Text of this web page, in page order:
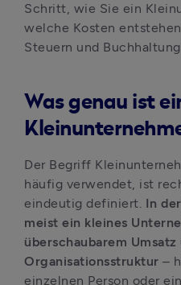
Schritt, wie Sie ein
welche Kosten
Steuern und
Was genau ist
Der Begriff
häufig verwendet, ist
eindeutig definiert. In
meist ein kleines
überschaubarem
Organisationsstruktur –
einzelnen Person oder